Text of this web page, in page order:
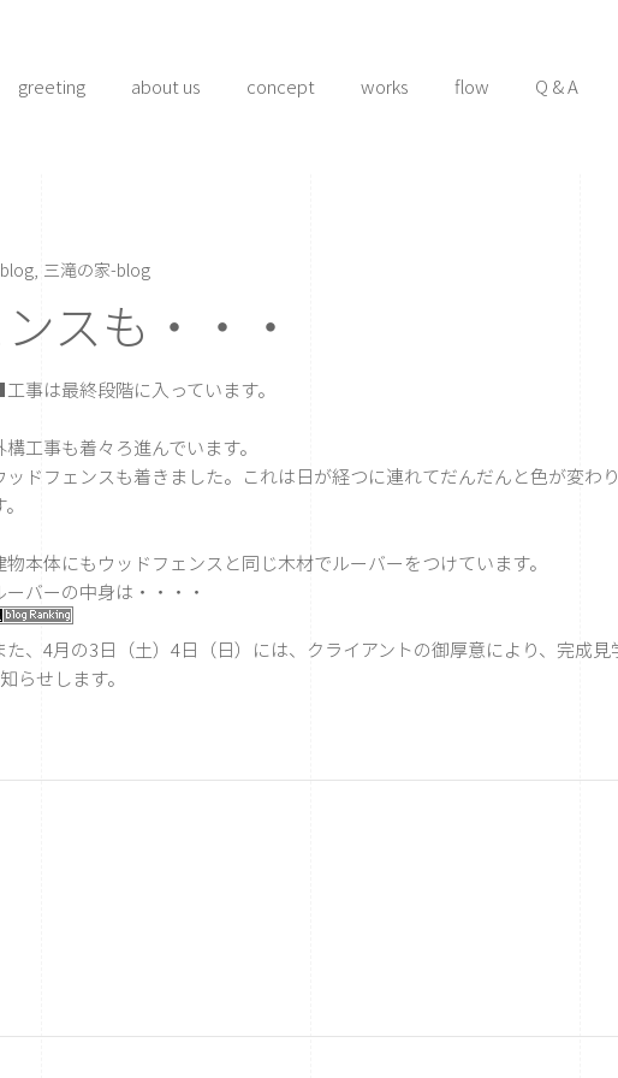
greeting about us concept works flow Q & A
三滝の家-blog
スも・・・
事は最終段階に入っています。
工事も着々ろ進んでいます。
ドフェンスも着きました。これは日が経つに連れてだんだんと色が変わ
本体にもウッドフェンスと同じ木材でルーバーをつけています。
バーの中身は・・・・
、4月の3日（土）4日（日）には、クライアントの御厚意により、完成
らせします。